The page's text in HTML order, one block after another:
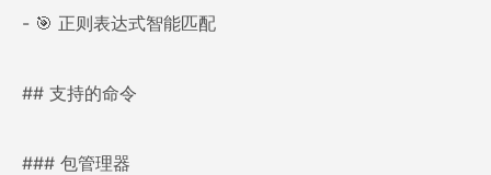
- 🎯 正则表达式智能匹配
## 支持的命令
### 包管理器